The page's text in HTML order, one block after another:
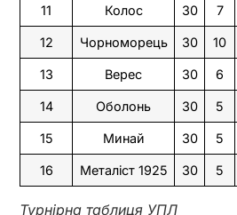
11 Колос 30 7
12 Чорноморець 30 10
13 Верес 30 6
14 Оболонь 30 5
15 Минай 30 5
16 Металіст 1925 30 5
Турнірна таблиця УПЛ